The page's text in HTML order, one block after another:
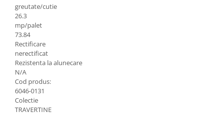
Boltari din beton
Caramida
Caramida aparenta
Caramida Porotherm
Cărămidă Brikston
Cărămidă Cemacon
Electrocasnice
Elemente pentru gradina
greutate/cutie
26.3
mp/palet
73.84
Rectificare
nerectificat
Rezistenta la alunecare
N/A
Cod produs:
6046-0131
Colectie
TRAVERTINE